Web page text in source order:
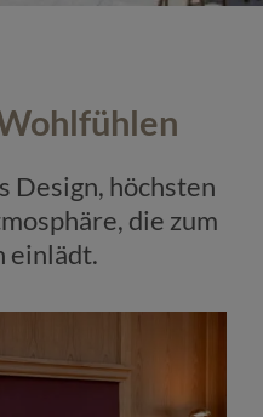
Design, höchsten
die zum
einlädt.